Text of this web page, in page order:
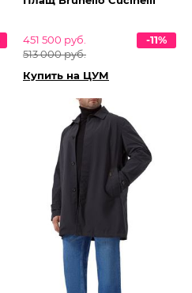
451 500 руб.
513 000 руб.
-11%
Купить на ЦУМ